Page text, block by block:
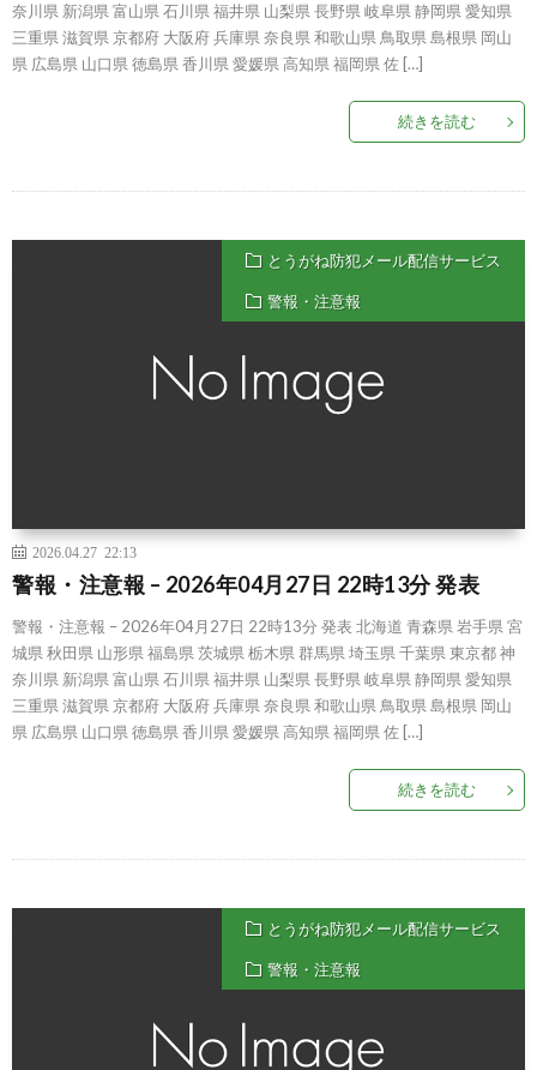
奈川県 新潟県 富山県 石川県 福井県 山梨県 長野県 岐阜県 静岡県 愛知県
三重県 滋賀県 京都府 大阪府 兵庫県 奈良県 和歌山県 鳥取県 島根県 岡山
県 広島県 山口県 徳島県 香川県 愛媛県 高知県 福岡県 佐 […]
続きを読む
とうがね防犯メール配信サービス
警報・注意報
2026.04.27 22:13
警報・注意報 – 2026年04月27日 22時13分 発表
警報・注意報 – 2026年04月27日 22時13分 発表 北海道 青森県 岩手県 宮
城県 秋田県 山形県 福島県 茨城県 栃木県 群馬県 埼玉県 千葉県 東京都 神
奈川県 新潟県 富山県 石川県 福井県 山梨県 長野県 岐阜県 静岡県 愛知県
三重県 滋賀県 京都府 大阪府 兵庫県 奈良県 和歌山県 鳥取県 島根県 岡山
県 広島県 山口県 徳島県 香川県 愛媛県 高知県 福岡県 佐 […]
続きを読む
とうがね防犯メール配信サービス
警報・注意報